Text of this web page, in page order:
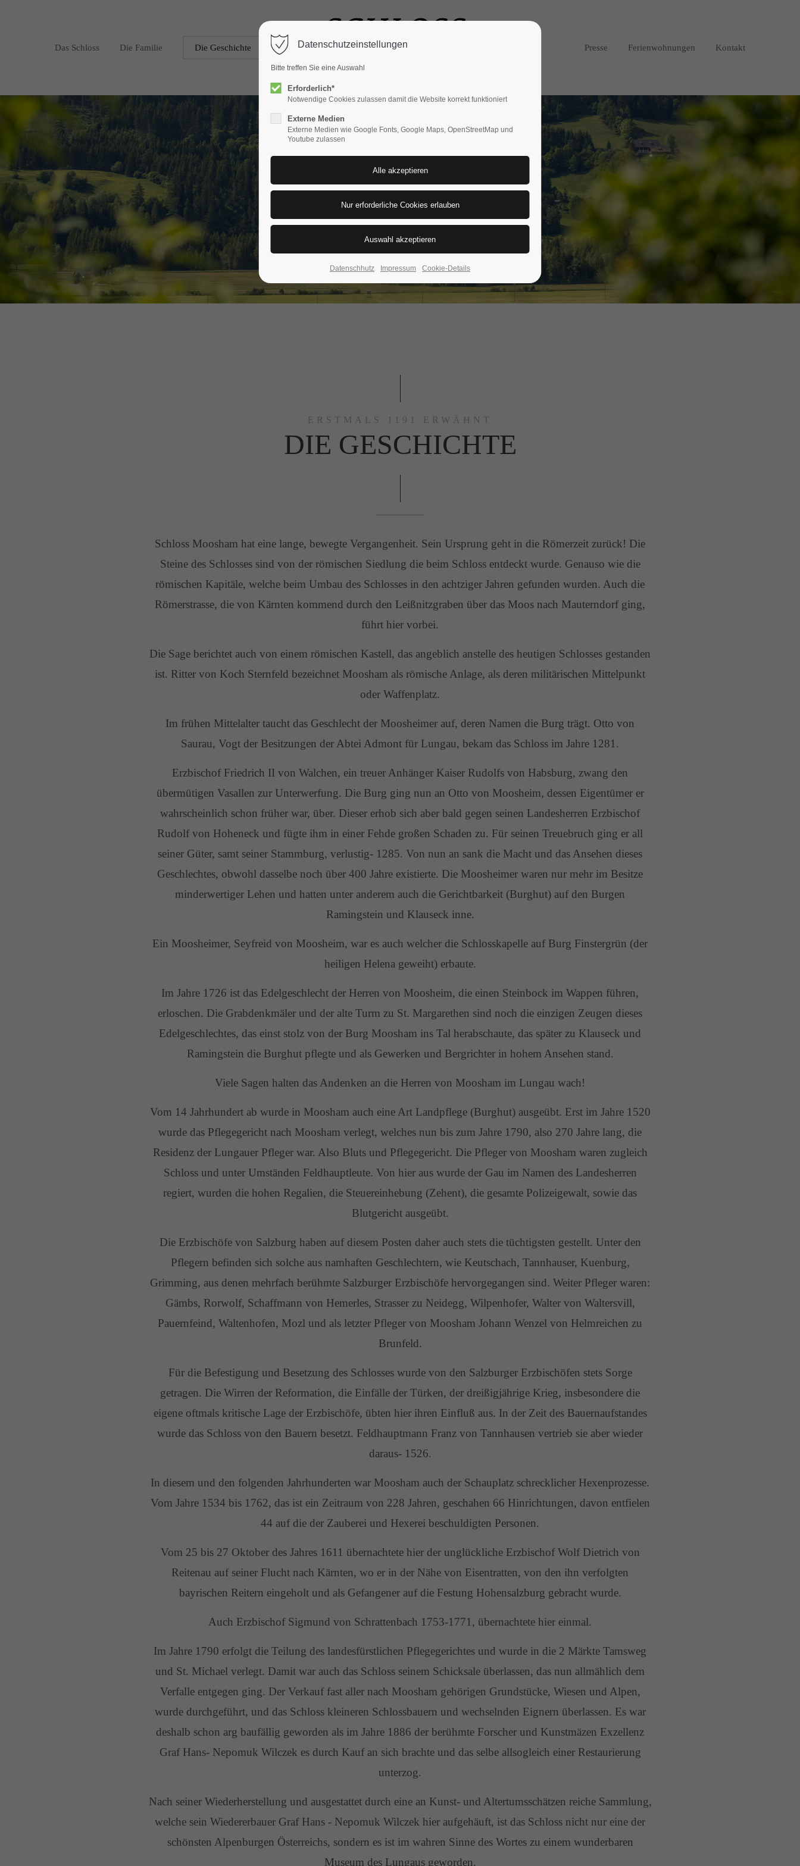
Passwort
Anmelden
Register Lost your password?
Support
Lorem ipsum dolor sit amet:
24h/ 365days
We offer support for our customers
Mon - Fri 8:00am - 5:00pm
Have any questions?
info@yourdomain.com
Aenean commodo ligula eget dolor.
Aenean massa. Cum sociis natoque
penatibus et magnis dis parturient
montes, nascetur ridiculus mus. Donec
quam felis, ultricies nec.
Das Schloss Die Familie Die Geschichte Presse Ferienwohnungen Kontakt
ERSTMALS 1191 ERWÄHNT
DIE GESCHICHTE
Schloss Moosham hat eine lange, bewegte Vergangenheit. Sein Ursprung geht in die Römerzeit zurück! Die
Steine des Schlosses sind von der römischen Siedlung die beim Schloss entdeckt wurde. Genauso wie die
römischen Kapitäle, welche beim Umbau des Schlosses in den achtziger Jahren gefunden wurden. Auch die
Römerstrasse, die von Kärnten kommend durch den Leißnitzgraben über das Moos nach Mauterndorf ging,
führt hier vorbei.
Die Sage berichtet auch von einem römischen Kastell, das angeblich anstelle des heutigen Schlosses gestanden
ist. Ritter von Koch Sternfeld bezeichnet Moosham als römische Anlage, als deren militärischen Mittelpunkt
oder Waffenplatz.
Im frühen Mittelalter taucht das Geschlecht der Moosheimer auf, deren Namen die Burg trägt. Otto von
Saurau, Vogt der Besitzungen der Abtei Admont für Lungau, bekam das Schloss im Jahre 1281.
Erzbischof Friedrich II von Walchen, ein treuer Anhänger Kaiser Rudolfs von Habsburg, zwang den
übermütigen Vasallen zur Unterwerfung. Die Burg ging nun an Otto von Moosheim, dessen Eigentümer er
wahrscheinlich schon früher war, über. Dieser erhob sich aber bald gegen seinen Landesherren Erzbischof
Rudolf von Hoheneck und fügte ihm in einer Fehde großen Schaden zu. Für seinen Treuebruch ging er all
seiner Güter, samt seiner Stammburg, verlustig- 1285. Von nun an sank die Macht und das Ansehen dieses
Geschlechtes, obwohl dasselbe noch über 400 Jahre existierte. Die Moosheimer waren nur mehr im Besitze
minderwertiger Lehen und hatten unter anderem auch die Gerichtbarkeit (Burghut) auf den Burgen
Ramingstein und Klauseck inne.
Ein Moosheimer, Seyfreid von Moosheim, war es auch welcher die Schlosskapelle auf Burg Finstergrün (der
heiligen Helena geweiht) erbaute.
Im Jahre 1726 ist das Edelgeschlecht der Herren von Moosheim, die einen Steinbock im Wappen führen,
erloschen. Die Grabdenkmäler und der alte Turm zu St. Margarethen sind noch die einzigen Zeugen dieses
Edelgeschlechtes, das einst stolz von der Burg Moosham ins Tal herabschaute, das später zu Klauseck und
Ramingstein die Burghut pflegte und als Gewerken und Bergrichter in hohem Ansehen stand.
Viele Sagen halten das Andenken an die Herren von Moosham im Lungau wach!
Vom 14 Jahrhundert ab wurde in Moosham auch eine Art Landpflege (Burghut) ausgeübt. Erst im Jahre 1520
wurde das Pflegegericht nach Moosham verlegt, welches nun bis zum Jahre 1790, also 270 Jahre lang, die
Residenz der Lungauer Pfleger war. Also Bluts und Pflegegericht. Die Pfleger von Moosham waren zugleich
Schloss und unter Umständen Feldhauptleute. Von hier aus wurde der Gau im Namen des Landesherren
regiert, wurden die hohen Regalien, die Steuereinhebung (Zehent), die gesamte Polizeigewalt, sowie das
Blutgericht ausgeübt.
Die Erzbischöfe von Salzburg haben auf diesem Posten daher auch stets die tüchtigsten gestellt. Unter den
Pflegern befinden sich solche aus namhaften Geschlechtern, wie Keutschach, Tannhauser, Kuenburg,
Grimming, aus denen mehrfach berühmte Salzburger Erzbischöfe hervorgegangen sind. Weiter Pfleger waren:
Gämbs, Rorwolf, Schaffmann von Hemerles, Strasser zu Neidegg, Wilpenhofer, Walter von Waltersvill,
Pauernfeind, Waltenhofen, Mozl und als letzter Pfleger von Moosham Johann Wenzel von Helmreichen zu
Brunfeld.
Für die Befestigung und Besetzung des Schlosses wurde von den Salzburger Erzbischöfen stets Sorge
getragen. Die Wirren der Reformation, die Einfälle der Türken, der dreißigjährige Krieg, insbesondere die
eigene oftmals kritische Lage der Erzbischöfe, übten hier ihren Einfluß aus. In der Zeit des Bauernaufstandes
wurde das Schloss von den Bauern besetzt. Feldhauptmann Franz von Tannhausen vertrieb sie aber wieder
daraus- 1526.
In diesem und den folgenden Jahrhunderten war Moosham auch der Schauplatz schrecklicher Hexenprozesse.
Vom Jahre 1534 bis 1762, das ist ein Zeitraum von 228 Jahren, geschahen 66 Hinrichtungen, davon entfielen
44 auf die der Zauberei und Hexerei beschuldigten Personen.
Vom 25 bis 27 Oktober des Jahres 1611 übernachtete hier der unglückliche Erzbischof Wolf Dietrich von
Reitenau auf seiner Flucht nach Kärnten, wo er in der Nähe von Eisentratten, von den ihn verfolgten
bayrischen Reitern eingeholt und als Gefangener auf die Festung Hohensalzburg gebracht wurde.
Auch Erzbischof Sigmund von Schrattenbach 1753-1771, übernachtete hier einmal.
Im Jahre 1790 erfolgt die Teilung des landesfürstlichen Pflegegerichtes und wurde in die 2 Märkte Tamsweg
und St. Michael verlegt. Damit war auch das Schloss seinem Schicksale überlassen, das nun allmählich dem
Verfalle entgegen ging. Der Verkauf fast aller nach Moosham gehörigen Grundstücke, Wiesen und Alpen,
wurde durchgeführt, und das Schloss kleineren Schlossbauern und wechselnden Eignern überlassen. Es war
deshalb schon arg baufällig geworden als im Jahre 1886 der berühmte Forscher und Kunstmäzen Exzellenz
Graf Hans- Nepomuk Wilczek es durch Kauf an sich brachte und das selbe allsogleich einer Restaurierung
unterzog.
Nach seiner Wiederherstellung und ausgestattet durch eine an Kunst- und Altertumsschätzen reiche Sammlung,
welche sein Wiedererbauer Graf Hans - Nepomuk Wilczek hier aufgehäuft, ist das Schloss nicht nur eine der
schönsten Alpenburgen Österreichs, sondern es ist im wahren Sinne des Wortes zu einem wunderbaren
Museum des Lungaus geworden.
Datenschutzeinstellungen
Bitte treffen Sie eine Auswahl
Erforderlich*
Notwendige Cookies zulassen damit die Website korrekt funktioniert
Externe Medien
Externe Medien wie Google Fonts, Google Maps, OpenStreetMap und
Youtube zulassen
Datenschhutz Impressum Cookie-Details